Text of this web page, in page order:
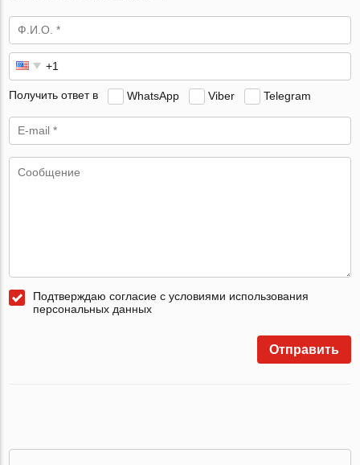
Получить ответ в WhatsApp Viber Telegram
Подтверждаю согласие с условиями использования
персональных данных
Отправить